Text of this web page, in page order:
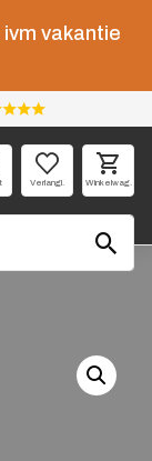
vakantie
Verlangl. Winkelwag.